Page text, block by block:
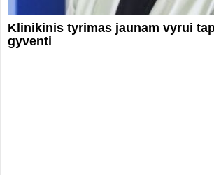
Klinikinis tyrimas jaunam vyrui
gyventi